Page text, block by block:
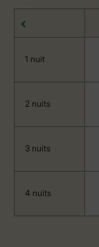
1 nuit
2 nuits
3 nuits
4 nuits